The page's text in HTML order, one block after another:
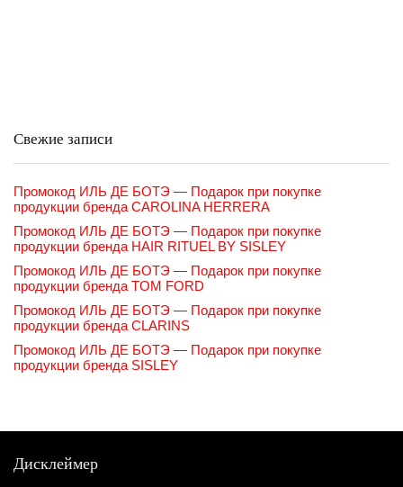
Свежие записи
Промокод ИЛЬ ДЕ БОТЭ — Подарок при покупке
продукции бренда CAROLINA HERRERA
Промокод ИЛЬ ДЕ БОТЭ — Подарок при покупке
продукции бренда HAIR RITUEL BY SISLEY
Промокод ИЛЬ ДЕ БОТЭ — Подарок при покупке
продукции бренда TOM FORD
Промокод ИЛЬ ДЕ БОТЭ — Подарок при покупке
продукции бренда CLARINS
Промокод ИЛЬ ДЕ БОТЭ — Подарок при покупке
продукции бренда SISLEY
Дисклеймер